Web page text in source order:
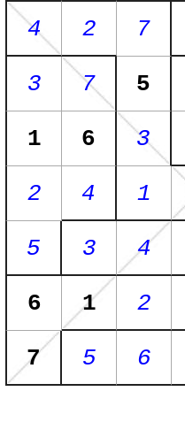
4 2 7
3 7 5
1 6 3
2 4 1
5 3 4
6 1 2
7 5 6